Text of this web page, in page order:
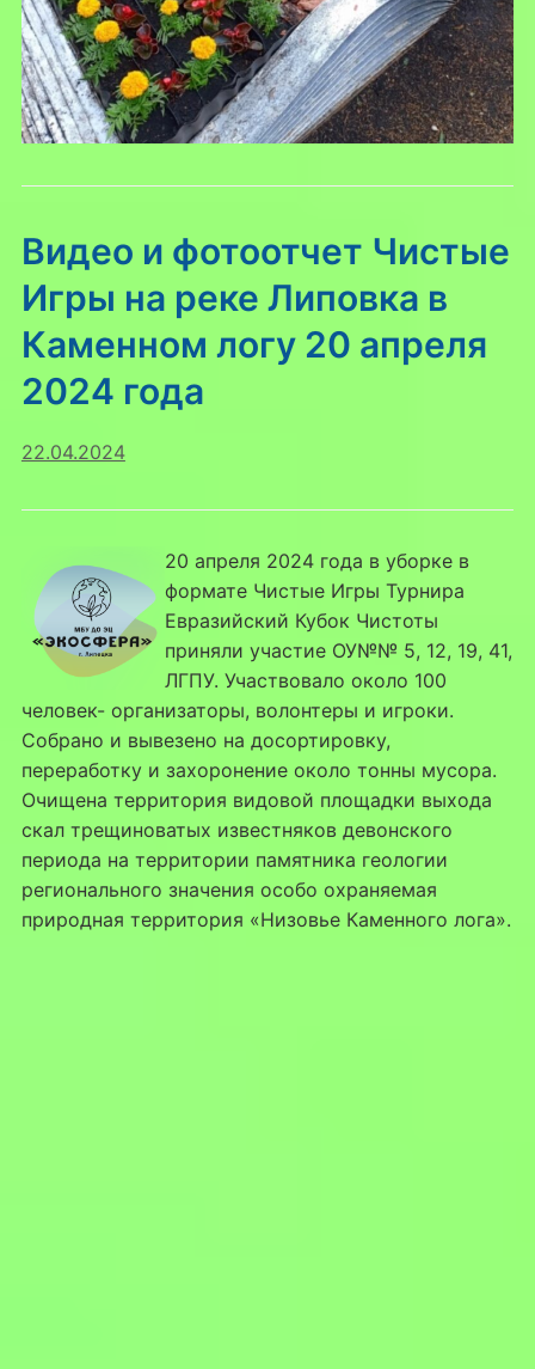
Видео и фотоотчет Чистые
Игры на реке Липовка в
Каменном логу 20 апреля
2024 года
22.04.2024
20 апреля 2024 года в уборке в
формате Чистые Игры Турнира
Евразийский Кубок Чистоты
приняли участие ОУ№№ 5, 12, 19, 41,
ЛГПУ. Участвовало около 100
человек- организаторы, волонтеры и игроки.
Собрано и вывезено на досортировку,
переработку и захоронение около тонны мусора.
Очищена территория видовой площадки выхода
скал трещиноватых известняков девонского
периода на территории памятника геологии
регионального значения особо охраняемая
природная территория «Низовье Каменного лога».